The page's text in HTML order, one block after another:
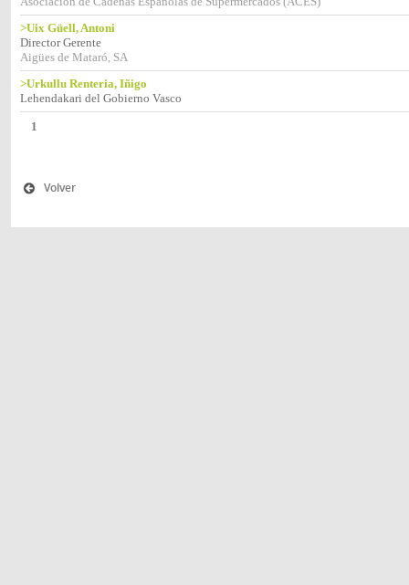
>Uix Güell, Antoni
Director Gerente
Aigües de Mataró, SA
>Urkullu Renteria, Iñigo
Lehendakari del Gobierno Vasco
1
Volver